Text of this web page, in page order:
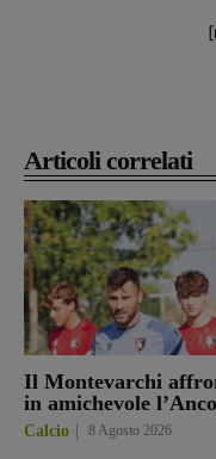
Articoli correlati
Il Montevarchi
in amichevole
Calcio 8 Agosto 2026